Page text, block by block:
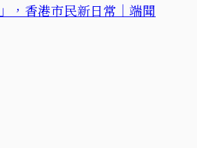
，香港市民新日常｜端聞